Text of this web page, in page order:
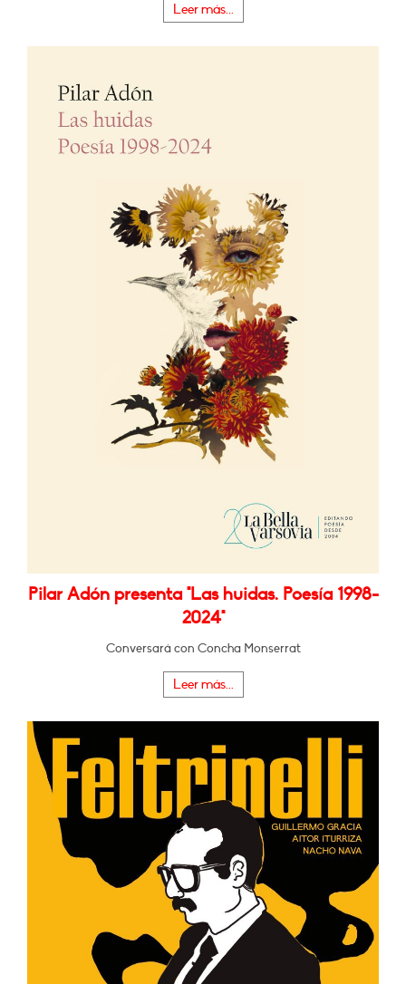
Leer más...
Pilar Adón presenta "Las huidas. Poesía 1998-
2024"
Conversará con Concha Monserrat
Leer más...